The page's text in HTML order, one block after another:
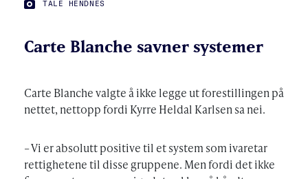
FOTO:
TALE HENDNES
Carte Blanche savner systemer
Carte Blanche valgte å ikke legge ut forestillingen på
nettet, nettopp fordi Kyrre Heldal Karlsen sa nei.
– Vi er absolutt positive til et system som ivaretar
rettighetene til disse gruppene. Men fordi det ikke